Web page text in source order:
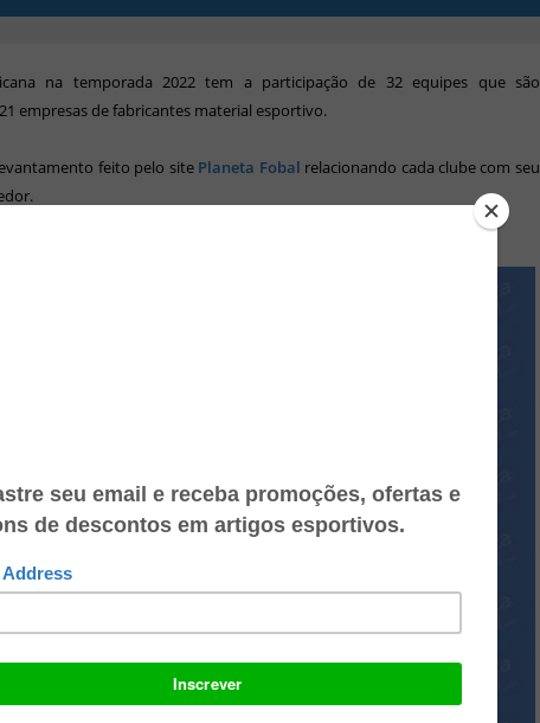
na temporada 2022 tem a participação de 32 equipes que são
empresas de fabricantes material esportivo.
feito pelo site Planeta Fobal relacionando cada clube com seu